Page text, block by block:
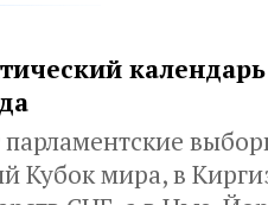
календарь
Кубок мира, в